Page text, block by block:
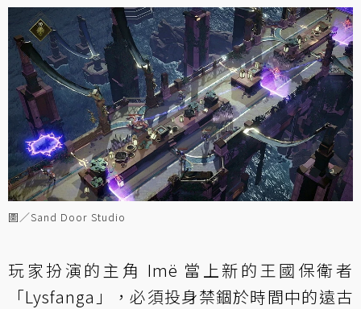
圖／Sand Door Studio
玩家扮演的主角 Imë 當上新的王國保衛者
「Lysfanga」，必須投身禁錮於時間中的遠古